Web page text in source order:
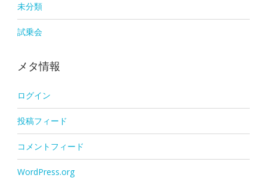
未分類
試乗会
メタ情報
ログイン
投稿フィード
コメントフィード
WordPress.org